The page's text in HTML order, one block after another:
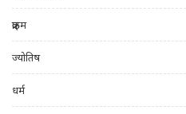
क्राइम
ज्योतिष
धर्म